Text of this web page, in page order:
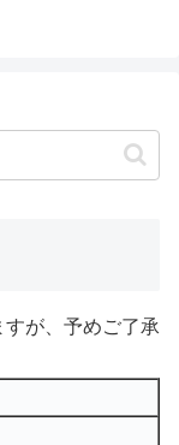
が、予めご了承